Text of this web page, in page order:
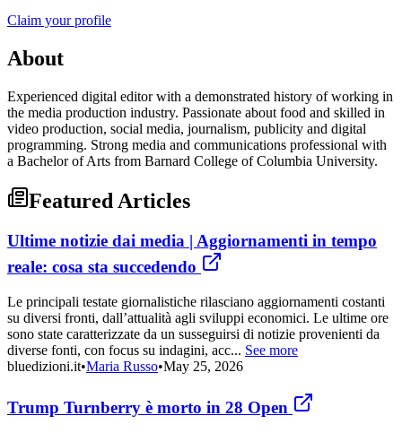
Claim your profile
About
Experienced digital editor with a demonstrated history of working in
the media production industry. Passionate about food and skilled in
video production, social media, journalism, publicity and digital
programming. Strong media and communications professional with
a Bachelor of Arts from Barnard College of Columbia University.
Featured Articles
Ultime notizie dai media | Aggiornamenti in tempo
reale: cosa sta succedendo
Le principali testate giornalistiche rilasciano aggiornamenti costanti
su diversi fronti, dall’attualità agli sviluppi economici. Le ultime ore
sono state caratterizzate da un susseguirsi di notizie provenienti da
diverse fonti, con focus su indagini, acc... See more
bluedizioni.it•Maria Russo•May 25, 2026
Trump Turnberry è morto in 28 Open